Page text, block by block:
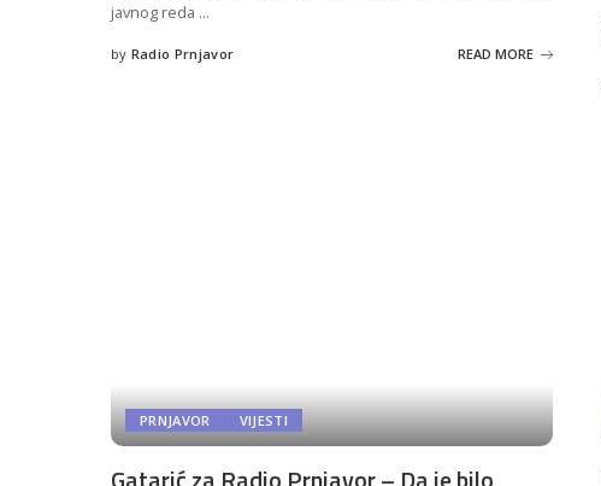
javnog reda ...
Posted
by Radio Prnjavor READ MORE
PRNJAVOR VIJESTI